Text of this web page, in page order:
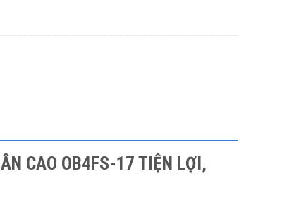
CAO OB4FS-17 TIỆN LỢI,